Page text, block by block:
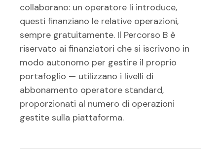
collaborano: un operatore li introduce,
questi finanziano le relative operazioni,
sempre gratuitamente. Il Percorso B è
riservato ai finanziatori che si iscrivono in
modo autonomo per gestire il proprio
portafoglio — utilizzano i livelli di
abbonamento operatore standard,
proporzionati al numero di operazioni
gestite sulla piattaforma.